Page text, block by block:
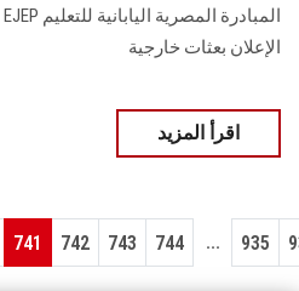
الإعلان بعثات خارجية
اقرأ المزيد
741 742 743 744 ... 935